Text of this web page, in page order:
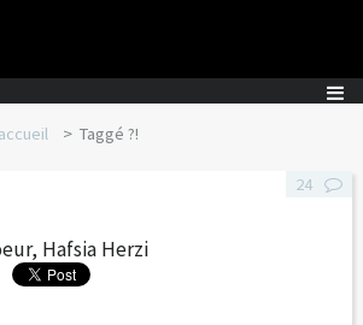
Taggé ?!
Hafsia Herzi
24